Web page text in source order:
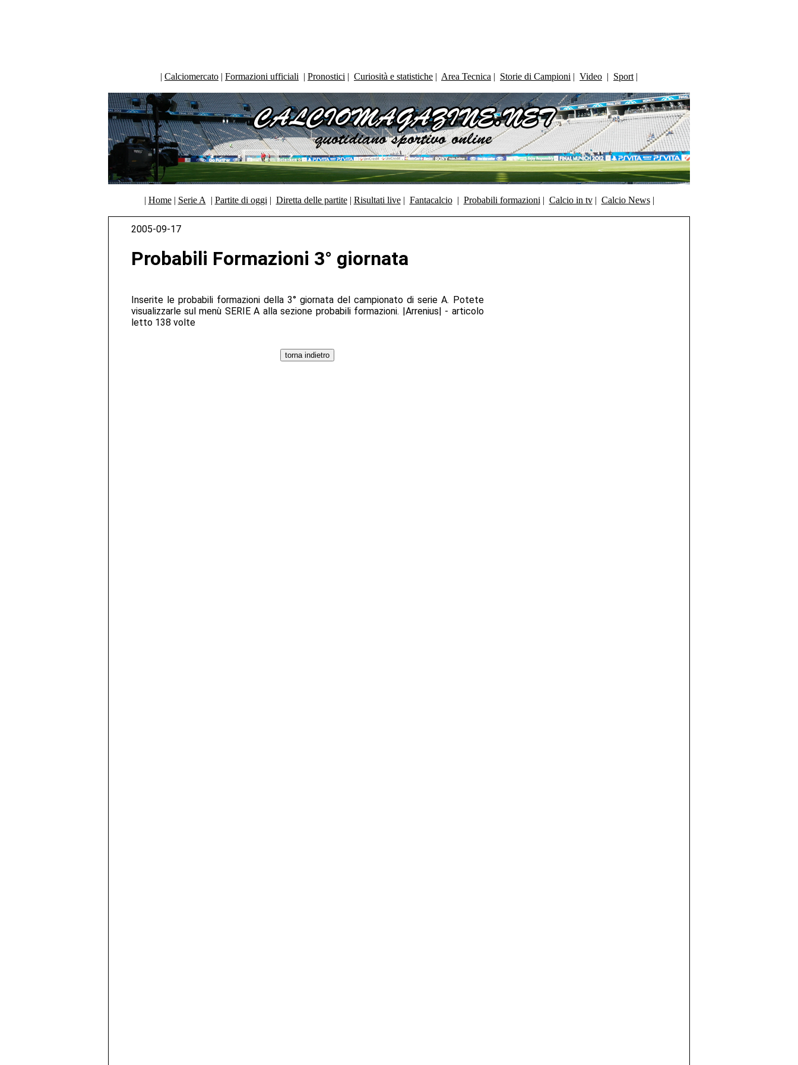
| Calciomercato | Formazioni ufficiali | Pronostici | Curiosità e statistiche | Area Tecnica | Storie di Campioni | Video | Sport |
| Home| Serie A | Partite di oggi | Diretta delle partite| Risultati live| Fantacalcio| Probabili formazioni | Calcio in tv| Calcio News|
2005-09-17
Probabili Formazioni 3° giornata
Inserite le probabili formazioni della 3° giornata del campionato di serie A. Potete
visualizzarle sul menù SERIE A alla sezione probabili formazioni. |Arrenius| - articolo
letto 138 volte